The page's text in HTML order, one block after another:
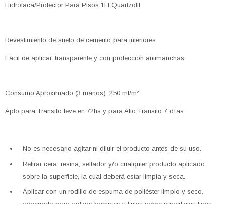
Hidrolaca/Protector Para Pisos 1Lt Quartzolit
Revestimiento de suelo de cemento para interiores.
Fácil de aplicar, transparente y con protección antimanchas.
Consumo Aproximado (3 manos): 250 ml/m²
Apto para Transito leve en 72hs y para Alto Transito 7 días
No es necesario agitar ni diluir el producto antes de su uso.
Retirar cera, resina, sellador y/o cualquier producto aplicado
sobre la superficie, la cual deberá estar limpia y seca.
Aplicar con un rodillo de espuma de poliéster limpio y seco,